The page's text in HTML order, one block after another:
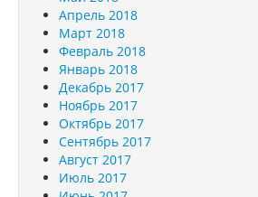
Апрель 2018
Март 2018
Февраль 2018
Январь 2018
Декабрь 2017
Ноябрь 2017
Октябрь 2017
Сентябрь 2017
Август 2017
Июль 2017